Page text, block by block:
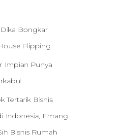
Bongkar
Flipping
Impian Punya
Tertarik Bisnis
Indonesia, Emang
Bisnis Rumah